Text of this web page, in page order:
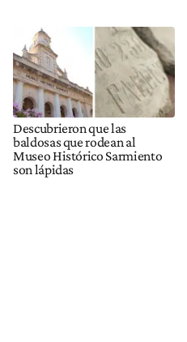
Descubrieron que las
baldosas que rodean al
Museo Histórico Sarmiento
son lápidas